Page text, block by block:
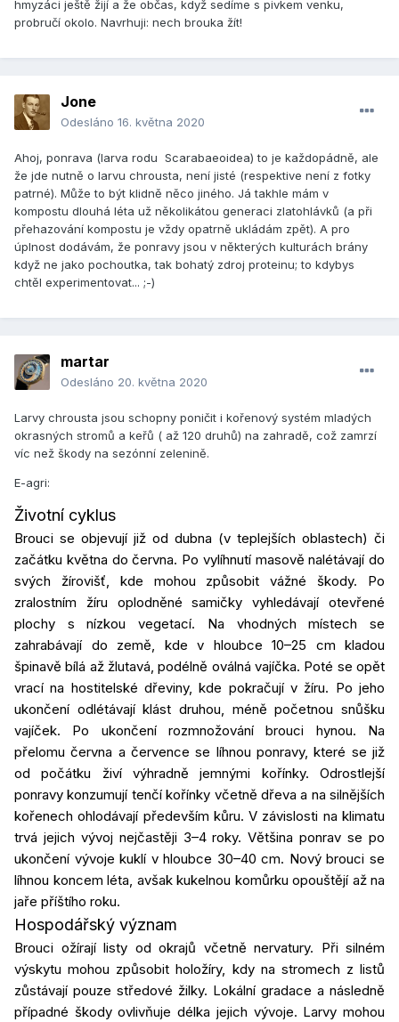
hmyzáci ještě žijí a že občas, když sedíme s pivkem venku,
probručí okolo. Navrhuji: nech brouka žít!
Jone
Odesláno 16. května 2020
Ahoj, ponrava (larva rodu Scarabaeoidea) to je každopádně, ale
že jde nutně o larvu chrousta, není jisté (respektive není z fotky
patrné). Může to být klidně něco jiného. Já takhle mám v
kompostu dlouhá léta už několikátou generaci zlatohlávků (a při
přehazování kompostu je vždy opatrně ukládám zpět). A pro
úplnost dodávám, že ponravy jsou v některých kulturách brány
když ne jako pochoutka, tak bohatý zdroj proteinu; to kdybys
chtěl experimentovat... ;-)
martar
Odesláno 20. května 2020
Larvy chrousta jsou schopny poničit i kořenový systém mladých
okrasných stromů a keřů ( až 120 druhů) na zahradě, což zamrzí
víc než škody na sezónní zelenině.
E-agri:
Životní cyklus
Brouci se objevují již od dubna (v teplejších oblastech) či
začátku května do června. Po vylíhnutí masově nalétávají do
svých žírovišť, kde mohou způsobit vážné škody. Po
zralostním žíru oplodněné samičky vyhledávají otevřené
plochy s nízkou vegetací. Na vhodných místech se
zahrabávají do země, kde v hloubce 10–25 cm kladou
špinavě bílá až žlutavá, podélně oválná vajíčka. Poté se opět
vrací na hostitelské dřeviny, kde pokračují v žíru. Po jeho
ukončení odlétávají klást druhou, méně početnou snůšku
vajíček. Po ukončení rozmnožování brouci hynou. Na
přelomu června a července se líhnou ponravy, které se již
od počátku živí výhradně jemnými kořínky. Odrostlejší
ponravy konzumují tenčí kořínky včetně dřeva a na silnějších
kořenech ohlodávají především kůru. V závislosti na klimatu
trvá jejich vývoj nejčastěji 3–4 roky. Většina ponrav se po
ukončení vývoje kuklí v hloubce 30–40 cm. Nový brouci se
líhnou koncem léta, avšak kukelnou komůrku opouštějí až na
jaře příštího roku.
Hospodářský význam
Brouci ožírají listy od okrajů včetně nervatury. Při silném
výskytu mohou způsobit holožíry, kdy na stromech z listů
zůstávají pouze středové žilky. Lokální gradace a následně
případné škody ovlivňuje délka jejich vývoje. Larvy mohou